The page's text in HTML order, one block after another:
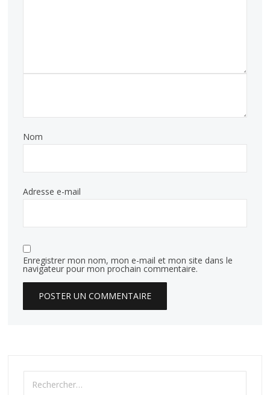
Nom
Adresse e-mail
Enregistrer mon nom, mon e-mail et mon site dans le
navigateur pour mon prochain commentaire.
Rechercher :